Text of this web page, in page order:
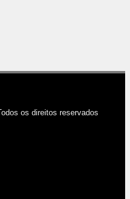
os direitos reservados